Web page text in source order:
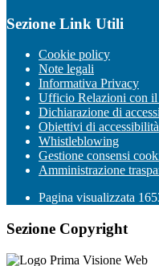
Sezione Link Utili
Cookie policy
Note legali
Informativa Privacy
Ufficio Relazioni con
Dichiarazione di
Obiettivi di accessibilità
Whistleblowing
Gestione consensi
Amministrazione
Pagina visualizzata
Sezione Copyright